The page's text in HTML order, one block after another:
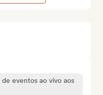
eventos ao vivo aos